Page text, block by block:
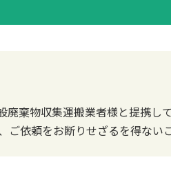
廃棄物収集運搬業者様と提携し
ご依頼をお断りせざるを得ない